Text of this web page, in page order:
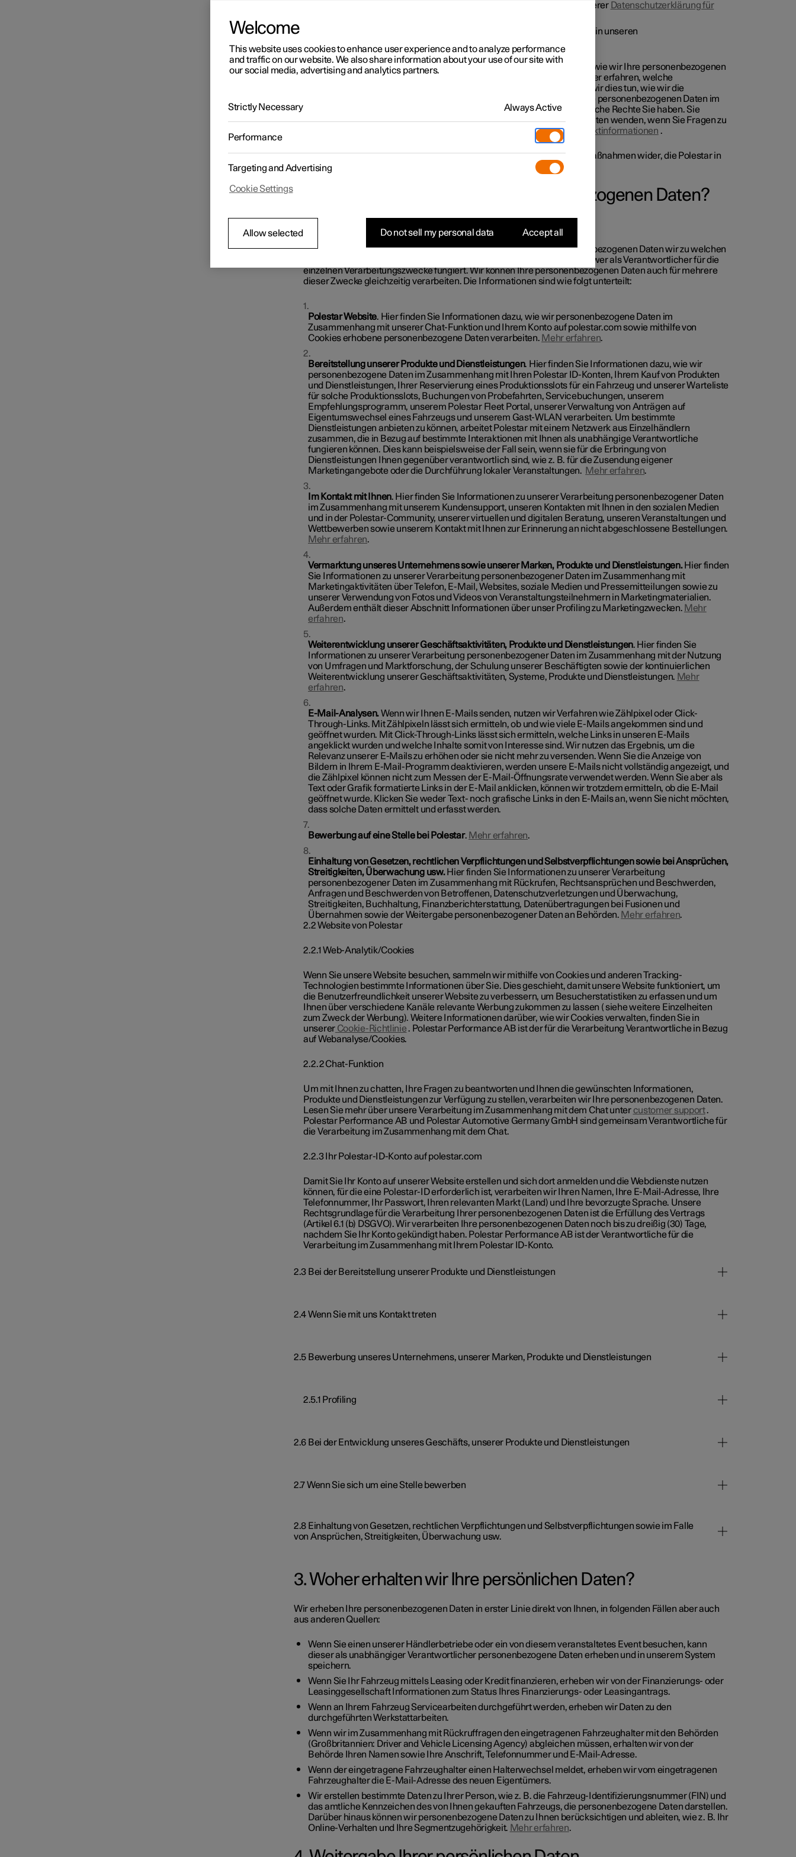
der Verarbeitung Ihrer Daten in Bezug auf unsere Fahrzeuge, die in unserer Datenschutzerklärung für
der Verarbeitung Ihrer Daten im Zusammenhang mit unseren Apps, die in unseren
Es ist uns wichtig, dass Sie sich stets sicher und darüber informiert fühlen, wie wir Ihre personenbezogenen
Daten verarbeiten. In dieser Datenschutzerklärung können Sie mehr darüber erfahren, welche
personenbezogenen Daten wir über Sie erheben und verarbeiten, warum wir dies tun, wie wir die
personenbezogenen Daten verwenden und wie wir sicherstellen, dass Ihre personenbezogenen Daten im
Einklang mit den geltenden Rechtsvorschriften behandelt werden, und welche Rechte Sie haben. Sie
können sich selbstverständlich an uns oder unseren Datenschutzbeauftragten wenden, wenn Sie Fragen zu
unserer Verarbeitung Ihrer personenbezogenen Daten haben. Siehe
Kontaktinformationen .
Diese Richtlinie wird laufend aktualisiert und spiegelt stets die aktuellen Maßnahmen wider, die Polestar in
Bezug auf Ihre persönlichen Daten ergreift.
2. Wann verarbeiten wir Ihre personenbezogenen Daten?
In diesem Abschnitt informieren wir Sie darüber, welche Ihrer personenbezogenen Daten wir zu welchen
Zwecken, auf welcher Rechtsgrundlage und wie lange verarbeiten, und wer als Verantwortlicher für die
einzelnen Verarbeitungszwecke fungiert. Wir können Ihre personenbezogenen Daten auch für mehrere
dieser Zwecke gleichzeitig verarbeiten. Die Informationen sind wie folgt unterteilt:
Polestar Website. Hier finden Sie Informationen dazu, wie wir personenbezogene Daten im
Zusammenhang mit unserer Chat-Funktion und Ihrem Konto auf polestar.com sowie mithilfe von
Cookies erhobene personenbezogene Daten verarbeiten. Mehr erfahren.
Bereitstellung unserer Produkte und Dienstleistungen. Hier finden Sie Informationen dazu, wie wir
personenbezogene Daten im Zusammenhang mit Ihren Polestar ID-Konten, Ihrem Kauf von Produkten
und Dienstleistungen, Ihrer Reservierung eines Produktionsslots für ein Fahrzeug und unserer Warteliste
für solche Produktionsslots, Buchungen von Probefahrten, Servicebuchungen, unserem
Empfehlungsprogramm, unserem Polestar Fleet Portal, unserer Verwaltung von Anträgen auf
Eigentumswechsel eines Fahrzeugs und unserem Gast-WLAN verarbeiten. Um bestimmte
Dienstleistungen anbieten zu können, arbeitet Polestar mit einem Netzwerk aus Einzelhändlern
zusammen, die in Bezug auf bestimmte Interaktionen mit Ihnen als unabhängige Verantwortliche
fungieren können. Dies kann beispielsweise der Fall sein, wenn sie für die Erbringung von
Dienstleistungen Ihnen gegenüber verantwortlich sind, wie z. B. für die Zusendung eigener
Marketingangebote oder die Durchführung lokaler Veranstaltungen. Mehr erfahren.
Im Kontakt mit Ihnen. Hier finden Sie Informationen zu unserer Verarbeitung personenbezogener Daten
im Zusammenhang mit unserem Kundensupport, unseren Kontakten mit Ihnen in den sozialen Medien
und in der Polestar-Community, unserer virtuellen und digitalen Beratung, unseren Veranstaltungen und
Wettbewerben sowie unserem Kontakt mit Ihnen zur Erinnerung an nicht abgeschlossene Bestellungen.
Mehr erfahren.
Vermarktung unseres Unternehmens sowie unserer Marken, Produkte und Dienstleistungen.Hier finden
Sie Informationen zu unserer Verarbeitung personenbezogener Daten im Zusammenhang mit
Marketingaktivitäten über Telefon, E-Mail, Websites, soziale Medien und Pressemitteilungen sowie zu
unserer Verwendung von Fotos und Videos von Veranstaltungsteilnehmern in Marketingmaterialien.
Außerdem enthält dieser Abschnitt Informationen über unser Profiling zu Marketingzwecken. Mehr
erfahren.
Weiterentwicklung unserer Geschäftsaktivitäten, Produkte und Dienstleistungen. Hier finden Sie
Informationen zu unserer Verarbeitung personenbezogener Daten im Zusammenhang mit der Nutzung
von Umfragen und Marktforschung, der Schulung unserer Beschäftigten sowie der kontinuierlichen
Weiterentwicklung unserer Geschäftsaktivitäten, Systeme, Produkte und Dienstleistungen. Mehr
erfahren.
E-Mail-Analysen.Wenn wir Ihnen E-Mails senden, nutzen wir Verfahren wie Zählpixel oder Click-
Through-Links. Mit Zählpixeln lässt sich ermitteln, ob und wie viele E-Mails angekommen sind und
geöffnet wurden. Mit Click-Through-Links lässt sich ermitteln, welche Links in unseren E-Mails
angeklickt wurden und welche Inhalte somit von Interesse sind. Wir nutzen das Ergebnis, um die
Relevanz unserer E-Mails zu erhöhen oder sie nicht mehr zu versenden. Wenn Sie die Anzeige von
Bildern in Ihrem E-Mail-Programm deaktivieren, werden unsere E-Mails nicht vollständig angezeigt, und
die Zählpixel können nicht zum Messen der E-Mail-Öffnungsrate verwendet werden. Wenn Sie aber als
Text oder Grafik formatierte Links in der E-Mail anklicken, können wir trotzdem ermitteln, ob die E-Mail
geöffnet wurde. Klicken Sie weder Text- noch grafische Links in den E-Mails an, wenn Sie nicht möchten,
dass solche Daten ermittelt und erfasst werden.
Bewerbung auf eine Stelle bei Polestar. Mehr erfahren.
Einhaltung von Gesetzen, rechtlichen Verpflichtungen und Selbstverpflichtungen sowie bei Ansprüchen,
Streitigkeiten, Überwachung usw.Hier finden Sie Informationen zu unserer Verarbeitung
personenbezogener Daten im Zusammenhang mit Rückrufen, Rechtsansprüchen und Beschwerden,
Anfragen und Beschwerden von Betroffenen, Datenschutzverletzungen und Überwachung,
Streitigkeiten, Buchhaltung, Finanzberichterstattung, Datenübertragungen bei Fusionen und
Übernahmen sowie der Weitergabe personenbezogener Daten an Behörden. Mehr erfahren.
2.2 Website von Polestar
2.2.1 Web-Analytik/Cookies
Wenn Sie unsere Website besuchen, sammeln wir mithilfe von Cookies und anderen Tracking-
Technologien bestimmte Informationen über Sie. Dies geschieht, damit unsere Website funktioniert, um
die Benutzerfreundlichkeit unserer Website zu verbessern, um Besucherstatistiken zu erfassen und um
Ihnen über verschiedene Kanäle relevante Werbung zukommen zu lassen ( siehe weitere Einzelheiten
zum Zweck der Werbung). Weitere Informationen darüber, wie wir Cookies verwalten, finden Sie in
unsererCookie-Richtlinie . Polestar Performance AB ist der für die Verarbeitung Verantwortliche in Bezug
auf Webanalyse/Cookies.
2.2.2 Chat-Funktion
Um mit Ihnen zu chatten, Ihre Fragen zu beantworten und Ihnen die gewünschten Informationen,
Produkte und Dienstleistungen zur Verfügung zu stellen, verarbeiten wir Ihre personenbezogenen Daten.
Lesen Sie mehr über unsere Verarbeitung im Zusammenhang mit dem Chat untercustomer support.
Polestar Performance AB und Polestar Automotive Germany GmbH sind gemeinsam Verantwortliche für
die Verarbeitung im Zusammenhang mit dem Chat.
2.2.3 Ihr Polestar-ID-Konto auf polestar.com
Damit Sie Ihr Konto auf unserer Website erstellen und sich dort anmelden und die Webdienste nutzen
können, für die eine Polestar-ID erforderlich ist, verarbeiten wir Ihren Namen, Ihre E-Mail-Adresse, Ihre
Telefonnummer, Ihr Passwort, Ihren relevanten Markt (Land) und Ihre bevorzugte Sprache. Unsere
Rechtsgrundlage für die Verarbeitung Ihrer personenbezogenen Daten ist die Erfüllung des Vertrags
(Artikel 6.1 (b) DSGVO). Wir verarbeiten Ihre personenbezogenen Daten noch bis zu dreißig (30) Tage,
nachdem Sie Ihr Konto gekündigt haben. Polestar Performance AB ist der Verantwortliche für die
Verarbeitung im Zusammenhang mit Ihrem Polestar ID-Konto.
2.3 Bei der Bereitstellung unserer Produkte und Dienstleistungen
2.4 Wenn Sie mit uns Kontakt treten
2.5 Bewerbung unseres Unternehmens, unserer Marken, Produkte und Dienstleistungen
2.5.1 Profiling
2.6 Bei der Entwicklung unseres Geschäfts, unserer Produkte und Dienstleistungen
2.7 Wenn Sie sich um eine Stelle bewerben
2.8 Einhaltung von Gesetzen, rechtlichen Verpflichtungen und Selbstverpflichtungen sowie im Falle
von Ansprüchen, Streitigkeiten, Überwachung usw.
3. Woher erhalten wir Ihre persönlichen Daten?
Wir erheben Ihre personenbezogenen Daten in erster Linie direkt von Ihnen, in folgenden Fällen aber auch
aus anderen Quellen:
Wenn Sie einen unserer Händlerbetriebe oder ein von diesem veranstaltetes Event besuchen, kann
dieser als unabhängiger Verantwortlicher personenbezogene Daten erheben und in unserem System
speichern.
Wenn Sie Ihr Fahrzeug mittels Leasing oder Kredit finanzieren, erheben wir von der Finanzierungs- oder
Leasinggesellschaft Informationen zum Status Ihres Finanzierungs- oder Leasingantrags.
Wenn an Ihrem Fahrzeug Servicearbeiten durchgeführt werden, erheben wir Daten zu den
durchgeführten Werkstattarbeiten.
Wenn wir im Zusammenhang mit Rückruffragen den eingetragenen Fahrzeughalter mit den Behörden
(Großbritannien: Driver and Vehicle Licensing Agency) abgleichen müssen, erhalten wir von der
Behörde Ihren Namen sowie Ihre Anschrift, Telefonnummer und E-Mail-Adresse.
Wenn der eingetragene Fahrzeughalter einen Halterwechsel meldet, erheben wir vom eingetragenen
Fahrzeughalter die E-Mail-Adresse des neuen Eigentümers.
Wir erstellen bestimmte Daten zu Ihrer Person, wie z. B. die Fahrzeug-Identifizierungsnummer (FIN) und
das amtliche Kennzeichen des von Ihnen gekauften Fahrzeugs, die personenbezogene Daten darstellen.
Darüber hinaus können wir personenbezogene Daten zu Ihnen berücksichtigen und ableiten, wie z. B. Ihr
Online-Verhalten und Ihre Segmentzugehörigkeit. Mehr erfahren.
Welcome
This website uses cookies to enhance user experience and to analyze performance
and traffic on our website. We also share information about your use of our site with
our social media, advertising and analytics partners.
Strictly Necessary Always Active
Performance
Targeting and Advertising
Cookie Settings
Allow selected Do not sell my personal data Accept all